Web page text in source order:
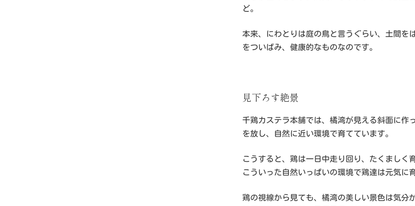
ど。
本来、にわとりは庭の鳥と言うぐらい、土間を
をついばみ、健康的なものなのです。
見下ろす絶景
千鶏カステラ本舗では、橘湾が見える斜面に作
を放し、自然に近い環境で育てています。
こうすると、鶏は一日中走り回り、たくましく
こういった自然いっぱいの環境で鶏達は元気に
鶏の視線から見ても、橘湾の美しい景色は気分